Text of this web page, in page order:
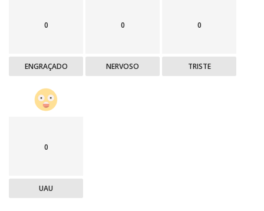
0
ENGRAÇADO
0
NERVOSO
0
TRISTE
0
UAU